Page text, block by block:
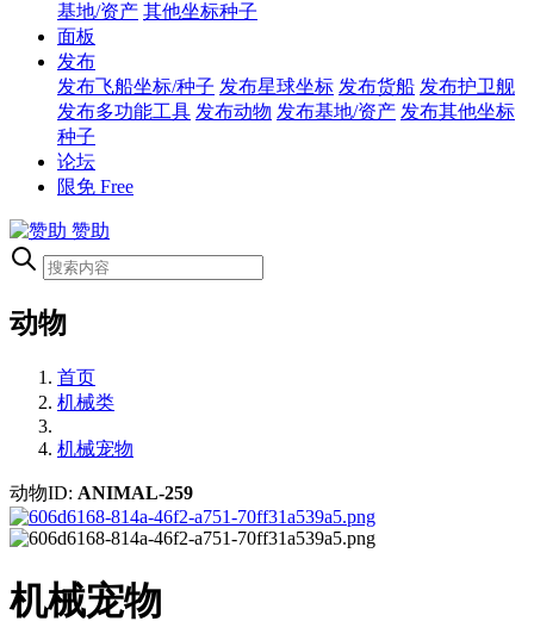
基地/资产 其他坐标种子
面板
发布
发布飞船坐标/种子 发布星球坐标 发布货船 发布护卫舰
发布多功能工具 发布动物 发布基地/资产 发布其他坐标
种子
论坛
限免 Free
赞助
动物
首页
机械类
机械宠物
动物ID: ANIMAL-259
机械宠物